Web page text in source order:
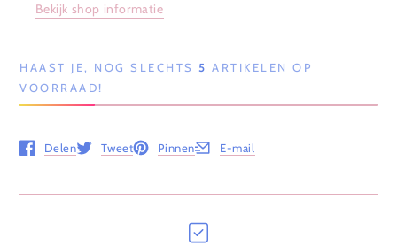
Bekijk shop informatie
HAAST JE, NOG SLECHTS5 ARTIKELEN OP
VOORRAAD!
Delen
Opent in een nieuw venster.
Tweet
Opent in een nieuw venster.
Pinnen
Opent in een nieuw venster.
E-mail
Opent in een nieuw venster.